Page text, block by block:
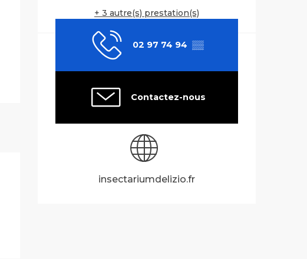
+ 3 autre(s) prestation(s)
02 97 74 94 ▒▒
Contactez-nous
insectariumdelizio.fr